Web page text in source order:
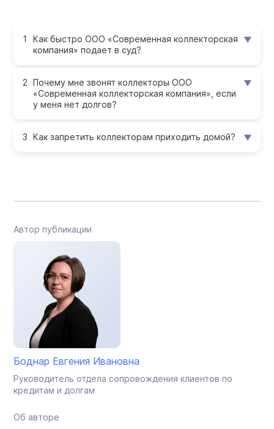
Как быстро ООО «Современная коллекторская
компания» подает в суд?
Почему мне звонят коллекторы ООО
«Современная коллекторская компания», если
у меня нет долгов?
Как запретить коллекторам приходить домой?
Автор публикации
Боднар Евгения Ивановна
Руководитель отдела сопровождения клиентов по
кредитам и долгам
Об авторе